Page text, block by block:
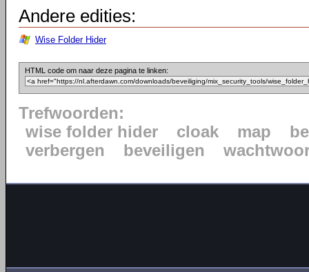
Andere edities:
Wise Folder Hider
HTML code om naar deze pagina te linken:
Trefwoorden:
wise folder hider
cloak map
verbergen
beveiligen